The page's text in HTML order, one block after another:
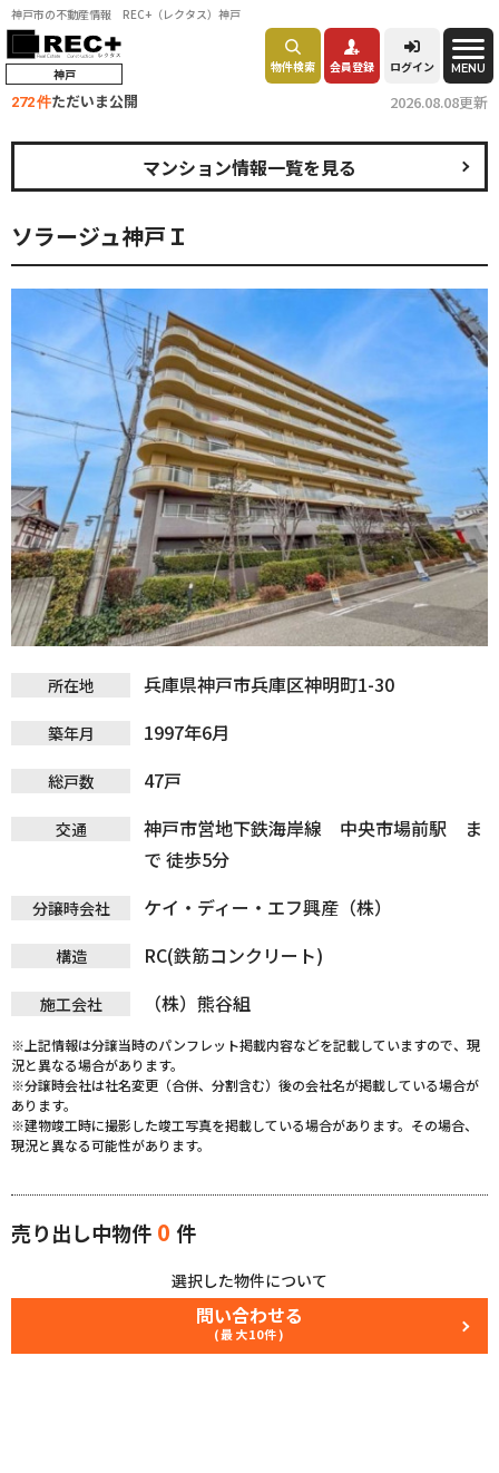
神戸市の不動産情報 REC+（レクタス）神戸
神戸 物件検索 会員登録 ログイン MENU
272 件ただいま公開 2026.08.08更新
ソラージュ神戸Ｉ
マンション情報一覧を見る
所在地 兵庫県神戸市兵庫区神明町1-30
築年月 1997年6月
総戸数 47戸
交通
神戸市営地下鉄海岸線 中央市場前駅 ま
で 徒歩5分
分譲時会社 ケイ・ディー・エフ興産（株）
構造 RC(鉄筋コンクリート)
施工会社 （株）熊谷組
※上記情報は分譲当時のパンフレット掲載内容などを記載していますので、現
況と異なる場合があります。
※分譲時会社は社名変更（合併、分割含む）後の会社名が掲載している場合が
あります。
※建物竣工時に撮影した竣工写真を掲載している場合があります。その場合、
現況と異なる可能性があります。
売り出し中物件 0 件
選択した物件について
問い合わせる
(最大10件)